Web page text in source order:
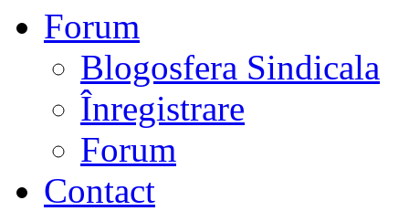
Forum
Blogosfera Sindicala
Înregistrare
Forum
Contact